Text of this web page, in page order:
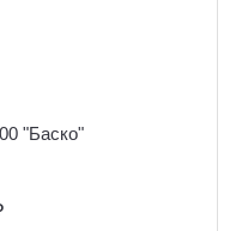
"Баско"